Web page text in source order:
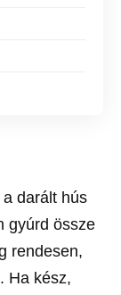
darált hús
gyúrd össze
rendesen,
Ha kész,